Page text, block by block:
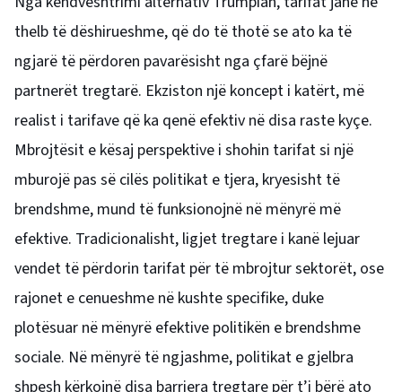
thelb të dëshirueshme, që do të thotë se ato ka të
ngjarë të përdoren pavarësisht nga çfarë bëjnë
partnerët tregtarë. Ekziston një koncept i katërt, më
realist i tarifave që ka qenë efektiv në disa raste kyçe.
Mbrojtësit e kësaj perspektive i shohin tarifat si një
mburojë pas së cilës politikat e tjera, kryesisht të
brendshme, mund të funksionojnë në mënyrë më
efektive. Tradicionalisht, ligjet tregtare i kanë lejuar
vendet të përdorin tarifat për të mbrojtur sektorët, ose
rajonet e cenueshme në kushte specifike, duke
plotësuar në mënyrë efektive politikën e brendshme
sociale. Në mënyrë të ngjashme, politikat e gjelbra
shpesh kërkojnë disa barriera tregtare për t’i bërë ato